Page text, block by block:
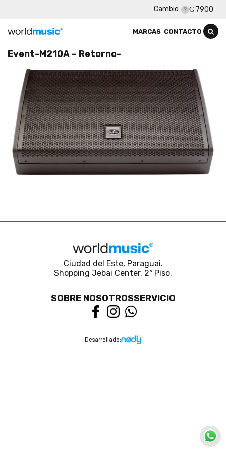
Cambio ₲ 7900
MARCAS CONTACTO
Event-M210A – Retorno-
Ciudad del Este, Paraguai.
Shopping Jebai Center, 2º Piso.
SOBRE NOSOTROSSERVICIO
Desarrollado: